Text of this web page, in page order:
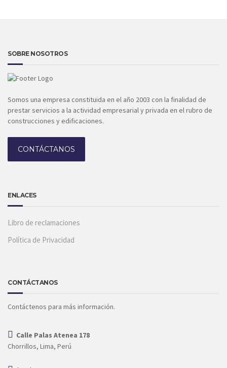
se
SOBRE NOSOTROS
Somos una empresa constituida en el año 2003 con la finalidad de
prestar servicios a la actividad empresarial y privada en el rubro de
construcciones y edificaciones.
CONTÁCTANOS
ENLACES
Libro de reclamaciones
Política de Privacidad
CONTÁCTANOS
Contáctenos para más información.
Calle Palas Atenea 178
Chorrillos, Lima, Perú